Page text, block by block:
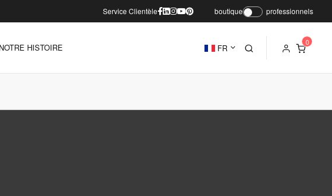
Service Clientèle boutique professionnels
NOTRE HISTOIRE FR